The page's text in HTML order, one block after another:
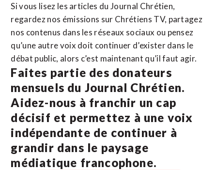
Si vous lisez les articles du Journal Chrétien,
regardez nos émissions sur Chrétiens TV, partagez
nos contenus dans les réseaux sociaux ou pensez
qu’une autre voix doit continuer d’exister dans le
débat public, alors c’est maintenant qu’il faut agir.
Faites partie des donateurs
mensuels du Journal Chrétien.
Aidez-nous à franchir un cap
décisif et permettez à une voix
indépendante de continuer à
grandir dans le paysage
médiatique francophone.